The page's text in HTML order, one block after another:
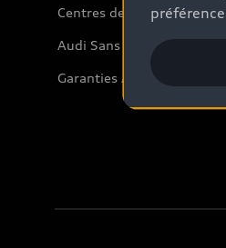
Centres de carrosserie
Audi Sans Souci
Garanties Audi et